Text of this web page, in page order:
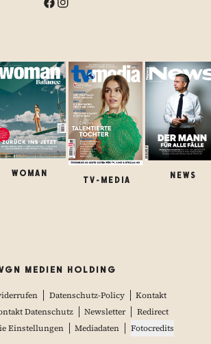
WOMAN
TV-MEDIA
NEWS
MEDIEN HOLDING
Datenschutz-Policy
Kontakt
Datenschutz Newsletter
Redirect
Einstellungen Mediadaten Fotocredits